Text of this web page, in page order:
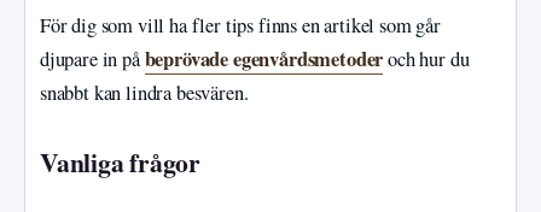
För dig som vill ha fler tips finns en artikel som går
djupare in påbeprövade egenvårdsmetoderoch hur du
snabbt kan lindra besvären.
Vanliga frågor